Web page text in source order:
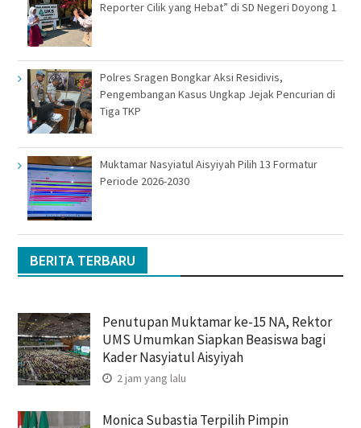
Reporter Cilik yang Hebat” di SD Negeri Doyong 1
Polres Sragen Bongkar Aksi Residivis,
Pengembangan Kasus Ungkap Jejak Pencurian di
Tiga TKP
Muktamar Nasyiatul Aisyiyah Pilih 13 Formatur
Periode 2026-2030
BERITA TERBARU
Penutupan Muktamar ke-15 NA, Rektor
UMS Umumkan Siapkan Beasiswa bagi
Kader Nasyiatul Aisyiyah
2 jam yang lalu
Monica Subastia Terpilih Pimpin